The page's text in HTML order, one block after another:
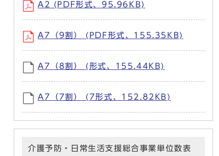
A2 (PDF形式、95.96KB)
A7（9割） (PDF形式、155.35KB)
A7（8割） (形式、155.44KB)
A7（7割） (7形式、152.82KB)
介護予防・日常生活支援総合事業単位数表